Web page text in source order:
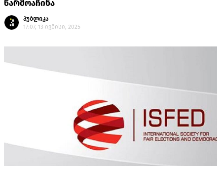
წარმოაჩინა
პუბლიკა
17:07, 13 ივნისი, 2025